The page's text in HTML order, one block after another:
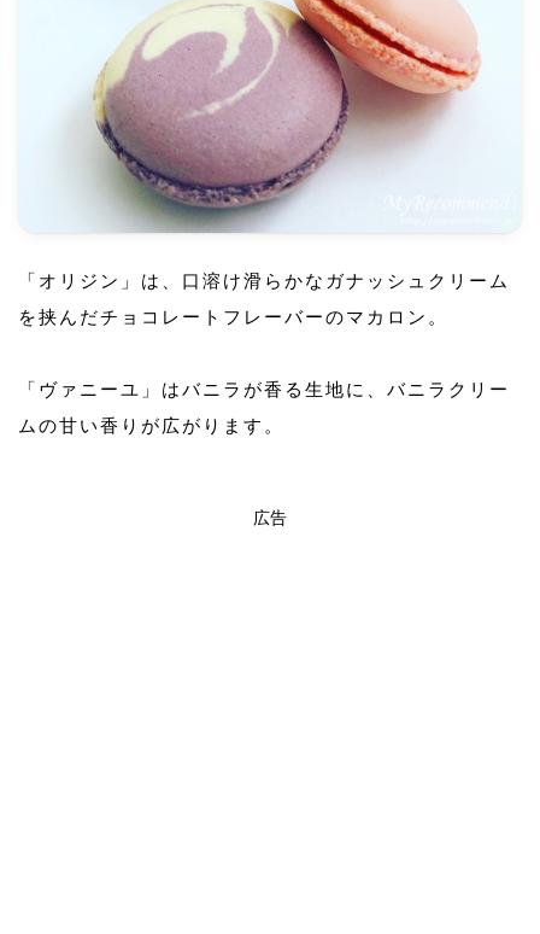
「オリジン」は、口溶け滑らかなガナッシュクリーム
を挟んだチョコレートフレーバーのマカロン。
「ヴァニーユ」はバニラが香る生地に、バニラクリー
ムの甘い香りが広がります。
広告